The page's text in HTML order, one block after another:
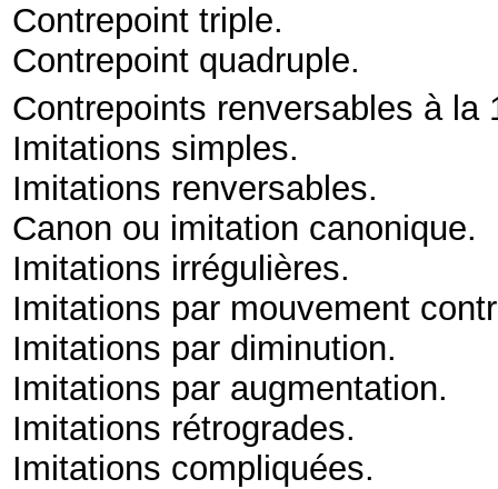
Contrepoint triple.
Contrepoint quadruple.
Contrepoints renversables à la
Imitations simples.
Imitations renversables.
Canon ou imitation canonique.
Imitations irrégulières.
Imitations par mouvement
Imitations par diminution.
Imitations par augmentation.
Imitations rétrogrades.
Imitations compliquées.